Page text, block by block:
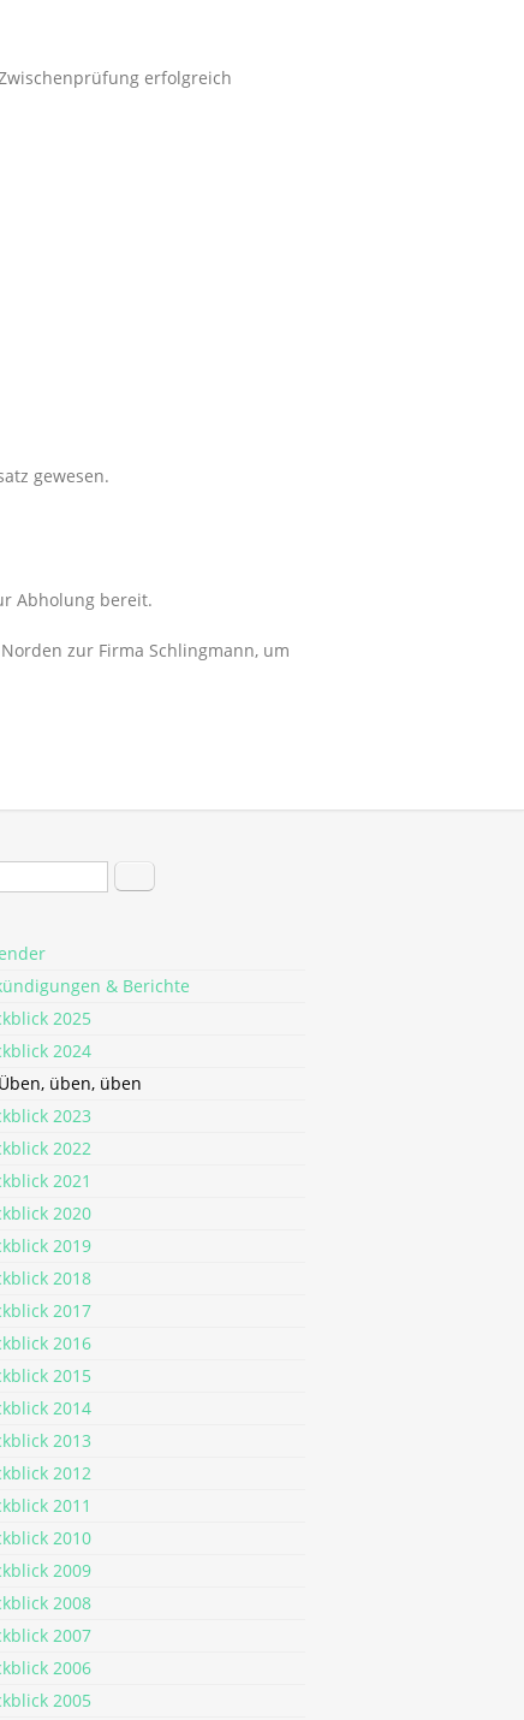
erfolgreich
gewesen.
Abholung bereit.
zur Firma Schlingmann, um
Suche
& Berichte
2025
2024
Üben, üben, üben
2023
2022
2021
2020
2019
2018
2017
2016
2015
2014
2013
2012
2011
2010
2009
2008
2007
2006
2005